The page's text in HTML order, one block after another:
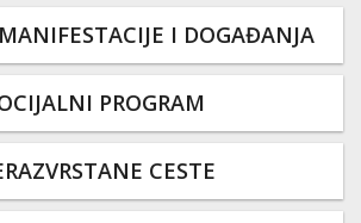
I DOGAĐANJA
PROGRAM
CESTE